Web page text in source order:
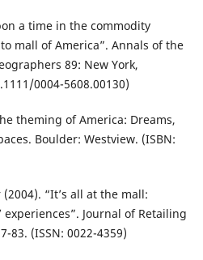
a time in the commodity
mall of America”. Annals of the
89: New York,
0004-5608.00130)
theming of America: Dreams,
Boulder: Westview. (ISBN:
“It’s all at the mall:
Journal of Retailing
83. (ISSN: 0022-4359)